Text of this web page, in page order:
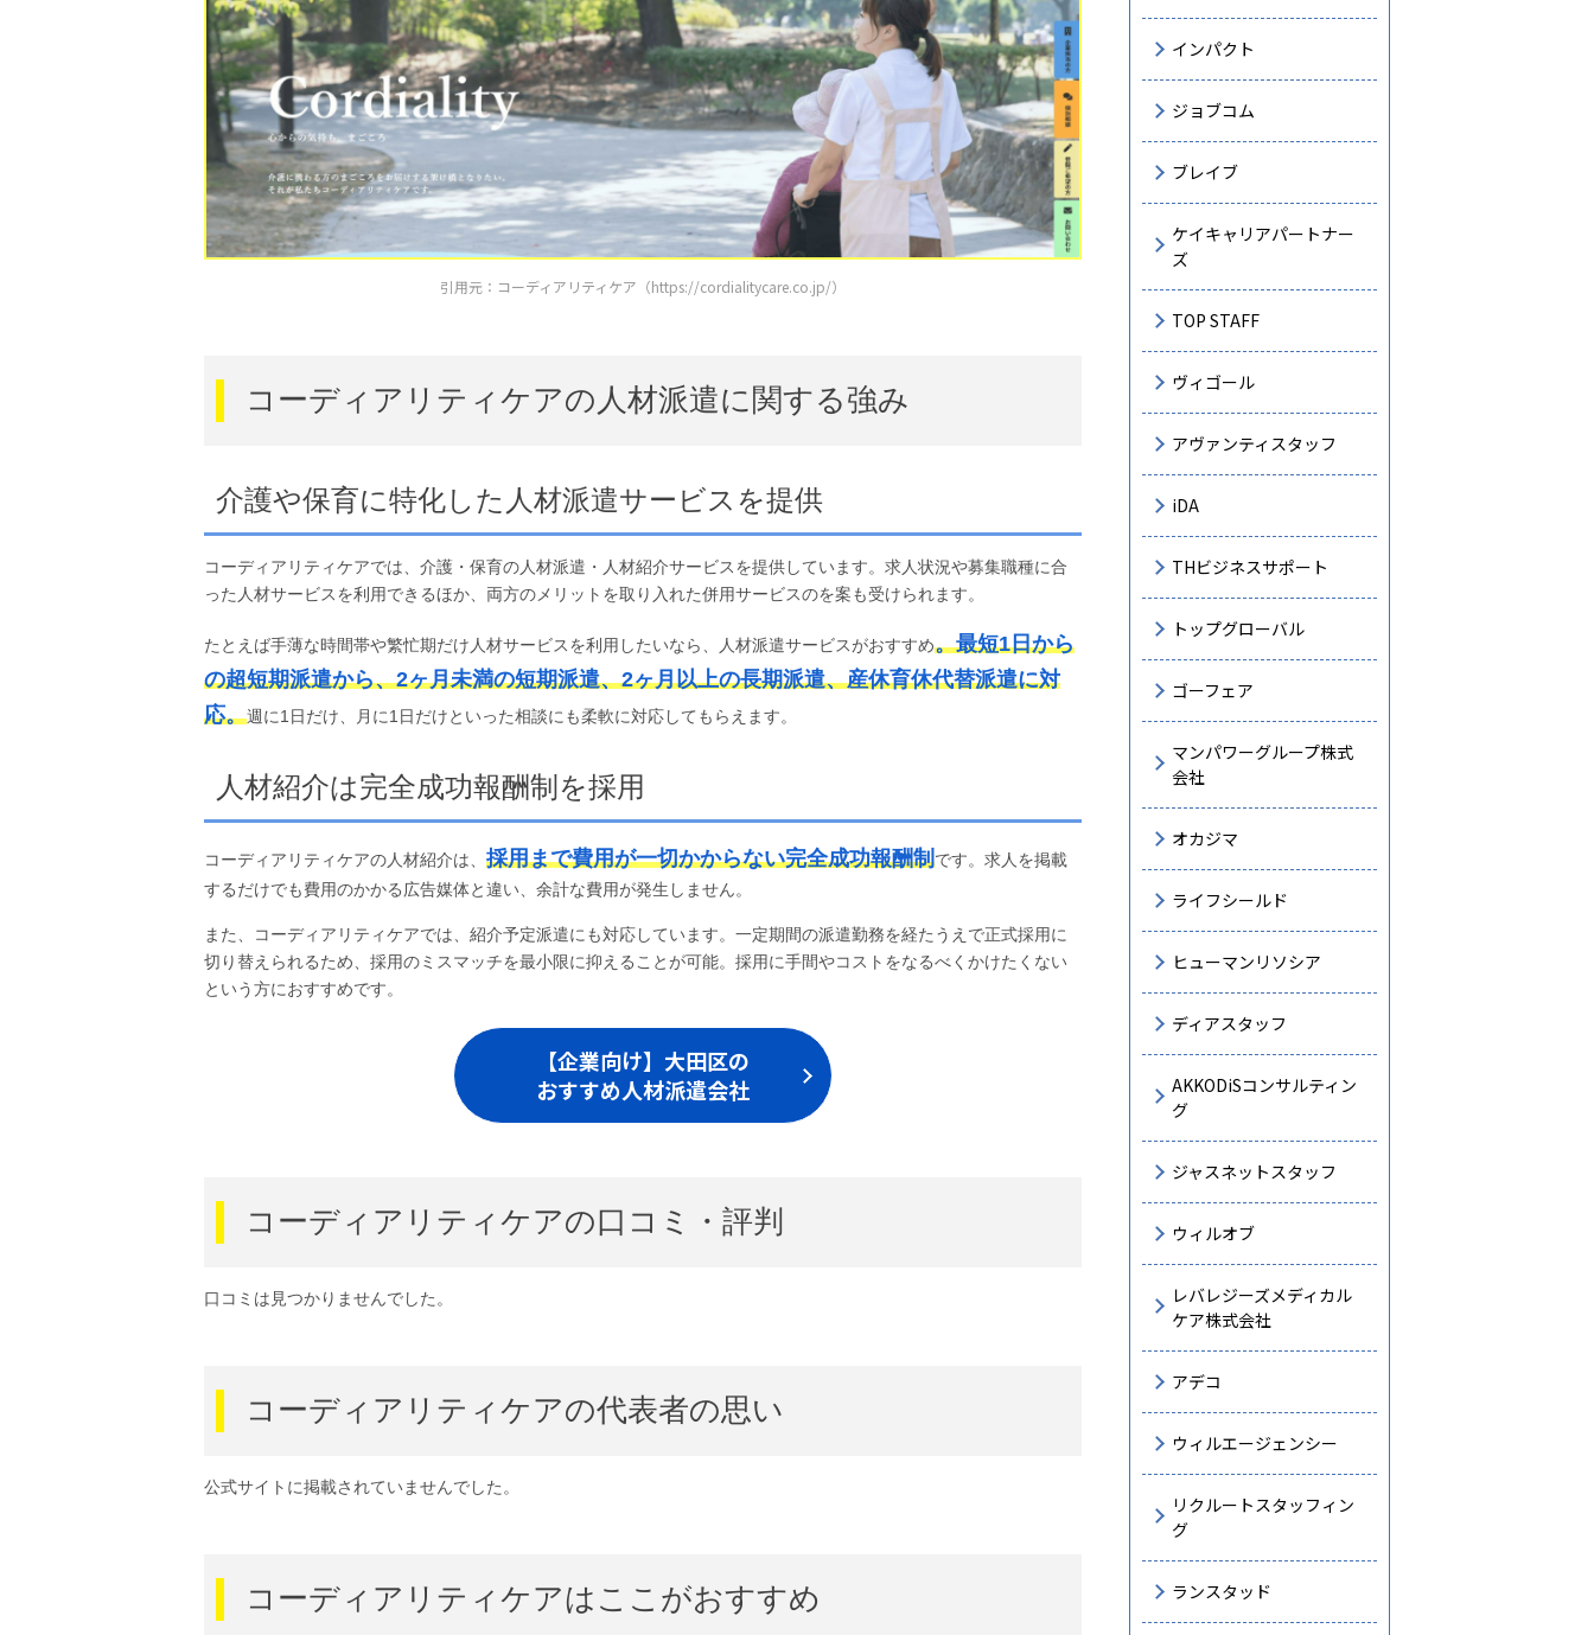
引用元：コーディアリティケア（https://cordialitycare.co.jp/）
コーディアリティケアの人材派遣に関する強み
介護や保育に特化した人材派遣サービスを提供
コーディアリティケアでは、介護・保育の人材派遣・人材紹介サービスを提供しています。求人状況や募集職種に合
った人材サービスを利用できるほか、両方のメリットを取り入れた併用サービスのを案も受けられます。
たとえば手薄な時間帯や繁忙期だけ人材サービスを利用したいなら、人材派遣サービスがおすすめ。最短1日から
の超短期派遣から、2ヶ月未満の短期派遣、2ヶ月以上の長期派遣、産休育休代替派遣に対
応。週に1日だけ、月に1日だけといった相談にも柔軟に対応してもらえます。
人材紹介は完全成功報酬制を採用
コーディアリティケアの人材紹介は、 採用まで費用が一切かからない完全成功報酬制です。求人を掲載
するだけでも費用のかかる広告媒体と違い、余計な費用が発生しません。
また、コーディアリティケアでは、紹介予定派遣にも対応しています。一定期間の派遣勤務を経たうえで正式採用に
切り替えられるため、採用のミスマッチを最小限に抑えることが可能。採用に手間やコストをなるべくかけたくない
という方におすすめです。
【企業向け】大田区の
おすすめ人材派遣会社
コーディアリティケアの口コミ・評判
口コミは見つかりませんでした。
コーディアリティケアの代表者の思い
公式サイトに掲載されていませんでした。
コーディアリティケアはここがおすすめ
インパクト
ジョブコム
ブレイブ
ケイキャリアパートナー
ズ
TOP STAFF
ヴィゴール
アヴァンティスタッフ
iDA
THビジネスサポート
トップグローバル
ゴーフェア
マンパワーグループ株式
会社
オカジマ
ライフシールド
ヒューマンリソシア
ディアスタッフ
AKKODiSコンサルティン
グ
ジャスネットスタッフ
ウィルオブ
レバレジーズメディカル
ケア株式会社
アデコ
ウィルエージェンシー
リクルートスタッフィン
グ
ランスタッド